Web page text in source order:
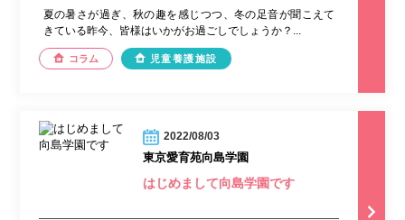
夏の暑さが過ぎ、秋の趣を感じつつ、冬の足音が聞こえて
きている昨今、皆様はいかがお過ごしでしょうか？...
コラム 児童養護施設
2022/08/03
東京愛育苑向島学園
はじめまして向島学園です